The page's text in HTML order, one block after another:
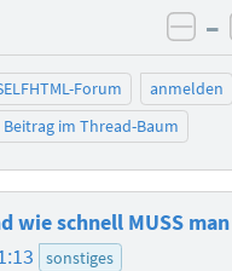
–
Forum
anmelden
Beitrag im Thread-Baum
wie schnell MUSS
sonstiges